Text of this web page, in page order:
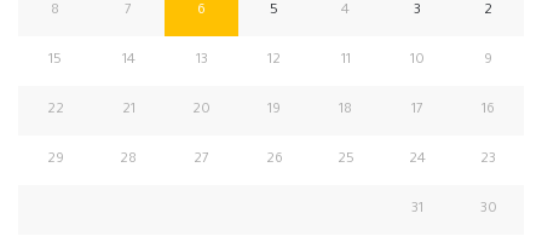
2
3
4
5
6
7
8
9
10
11
12
13
14
15
16
17
18
19
20
21
22
23
24
25
26
27
28
29
30
31